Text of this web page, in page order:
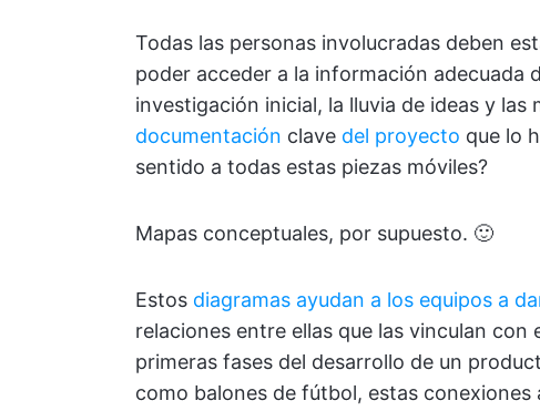
Todas las personas involucradas deben
poder acceder a la información adecuada
investigación inicial, la lluvia de ideas y
documentación clave del proyecto que lo
sentido a todas estas piezas móviles?
Mapas conceptuales, por supuesto. 🙂
Estos diagramas ayudan a los equipos a
relaciones entre ellas que las vinculan con
primeras fases del desarrollo de un
como balones de fútbol, estas conexiones